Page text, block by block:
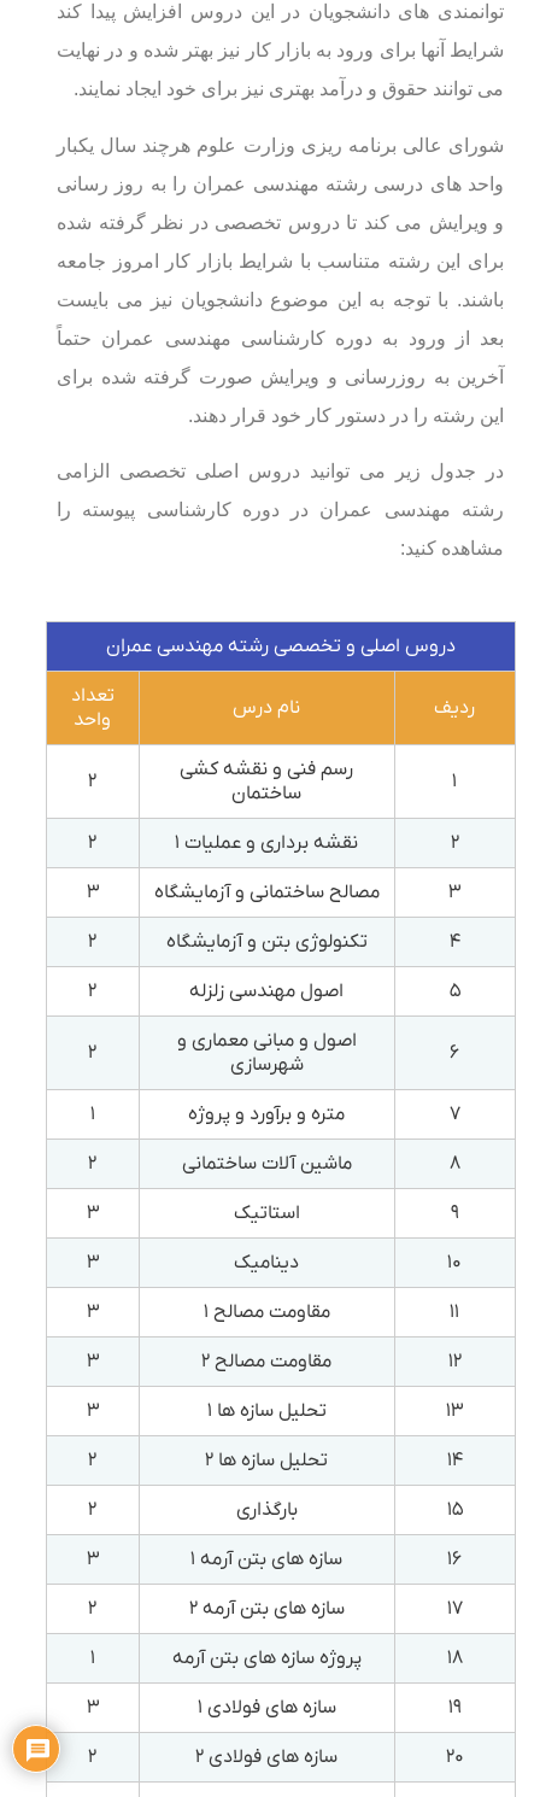
توانمندی های دانشجویان در این دروس افزایش پیدا کند
شرایط آنها برای ورود به بازار کار نیز بهتر شده و در نهایت
می توانند حقوق و درآمد بهتری نیز برای خود ایجاد نمایند.
شورای عالی برنامه ریزی وزارت علوم هرچند سال یکبار
واحد های درسی رشته مهندسی عمران را به روز رسانی
و ویرایش می کند تا دروس تخصصی در نظر گرفته شده
برای این رشته متناسب با شرایط بازار کار امروز جامعه
باشند. با توجه به این موضوع دانشجویان نیز می بایست
بعد از ورود به دوره کارشناسی مهندسی عمران حتماً
آخرین به روزرسانی و ویرایش صورت گرفته شده برای
این رشته را در دستور کار خود قرار دهند.
در جدول زیر می توانید دروس اصلی تخصصی الزامی
رشته مهندسی عمران در دوره کارشناسی پیوسته را
مشاهده کنید:
دروس اصلی و تخصصی رشته مهندسی عمران
ردیف نام درس
تعداد
واحد
۱
رسم فنی و نقشه کشی
ساختمان
۲
۲ نقشه برداری و عملیات ۱ ۲
۳ مصالح ساختمانی و آزمایشگاه ۳
۴ تکنولوژی بتن و آزمایشگاه ۲
۵ اصول مهندسی زلزله ۲
۶
اصول و مبانی معماری و
شهرسازی
۲
۷ متره و برآورد و پروژه ۱
۸ ماشین آلات ساختمانی ۲
۹ استاتیک ۳
۱۰ دینامیک ۳
۱۱ مقاومت مصالح ۱ ۳
۱۲ مقاومت مصالح ۲ ۳
۱۳ تحلیل سازه ها ۱ ۳
۱۴ تحلیل سازه ها ۲ ۲
۱۵ بارگذاری ۲
۱۶ سازه های بتن آرمه ۱ ۳
۱۷ سازه های بتن آرمه ۲ ۲
۱۸ پروژه سازه های بتن آرمه ۱
۱۹ سازه های فولادی ۱ ۳
۲۰ سازه های فولادی ۲ ۲